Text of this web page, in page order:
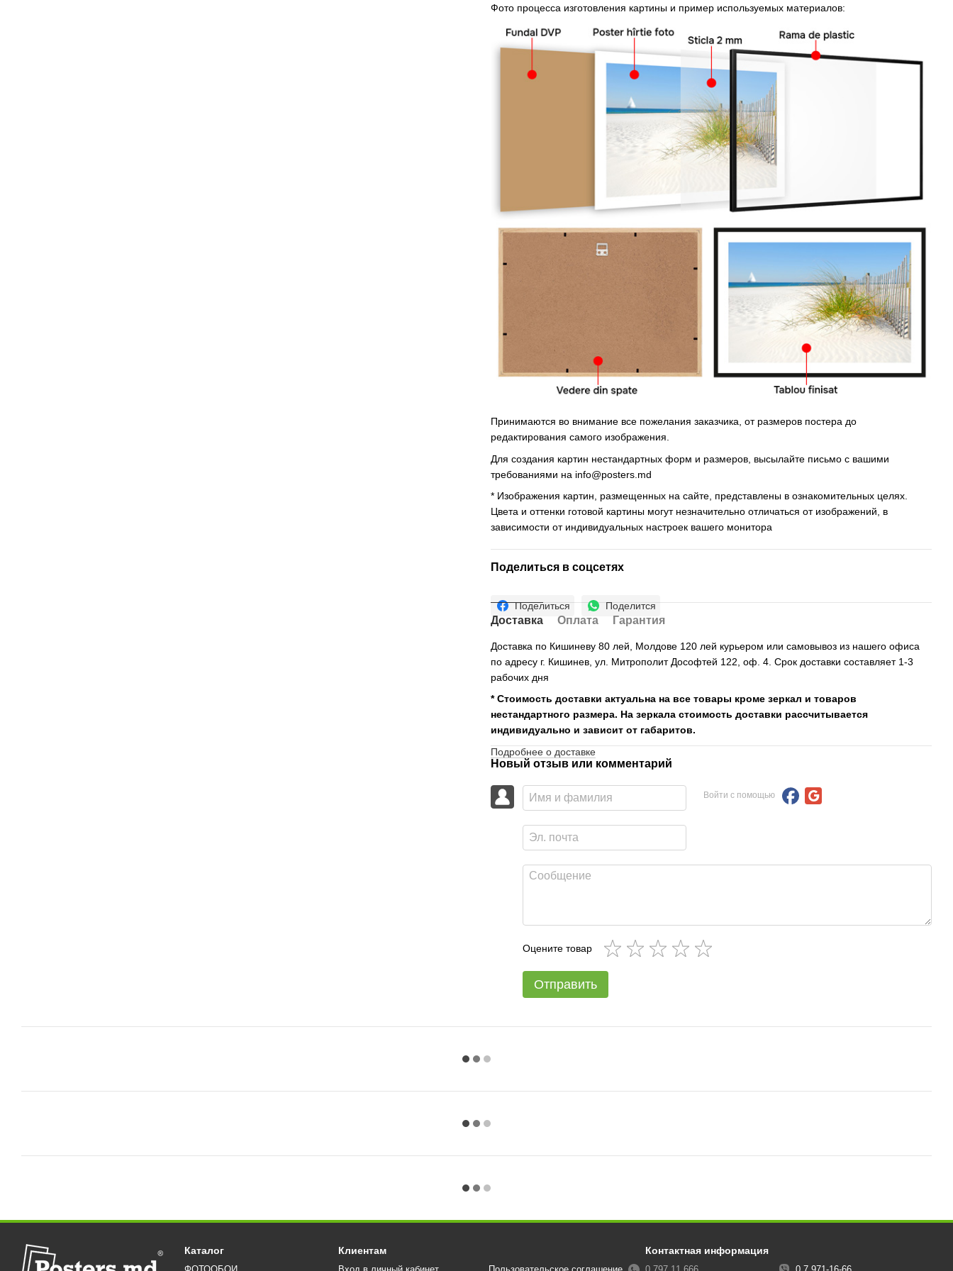
Фото процесса изготовления картины и пример используемых материалов:
Принимаются во внимание все пожелания заказчика, от размеров постера до
редактирования самого изображения.
Для создания картин нестандартных форм и размеров, высылайте письмо c вашими
требованиями на info@posters.md
* Изображения картин, размещенных на сайте, представлены в ознакомительных целях.
Цвета и оттенки готовой картины могут незначительно отличаться от изображений, в
зависимости от индивидуальных настроек вашего монитора
Поделиться в соцсетях
Поделиться Поделится
Доставка Оплата Гарантия
Доставка по Кишиневу 80 лей, Молдове 120 лей курьером или самовывоз из нашего офиса
по адресу г. Кишинев, ул. Митрополит Дософтей 122, оф. 4. Срок доставки составляет 1-3
рабочих дня
* Стоимость доставки актуальна на все товары кроме зеркал и товаров
нестандартного размера. На зеркала стоимость доставки рассчитывается
индивидуально и зависит от габаритов.
Подробнее о доставке
Новый отзыв или комментарий
Войти с помощью
Оцените товар
Отправить
Каталог Клиентам Контактная информация